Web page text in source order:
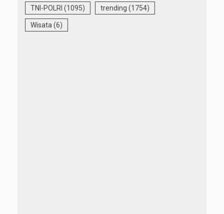
TNI-POLRI (1095) trending (1754)
Wisata(6)